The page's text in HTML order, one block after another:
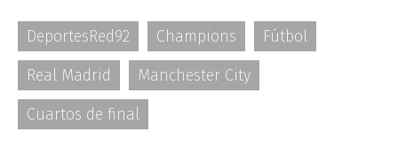
DeportesRed92 Champions
Fútbol
Real Madrid
Manchester City
Cuartos de final